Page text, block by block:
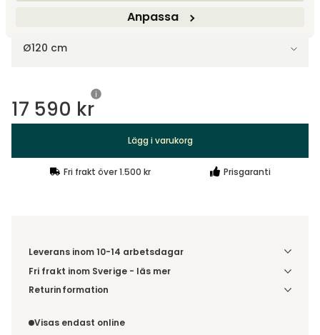
Anpassa
Ø120 cm
17 590 kr
Lägg i varukorg
Fri frakt över 1.500 kr Prisgaranti
Leverans inom 10-14 arbetsdagar
Fri frakt inom Sverige - läs mer
Denna vara skickas till din port/tomtgräns. Innan leverans
ordern tillsammans.
Returinformation
order, enligtdistansavtalslagen.
Visas endast online